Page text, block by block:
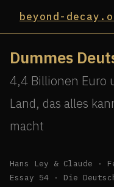
beyond-
Dummes
4,4 Billionen Euro
Land, das alles
macht
Hans Ley & Claude ·
Essay 54 · Die